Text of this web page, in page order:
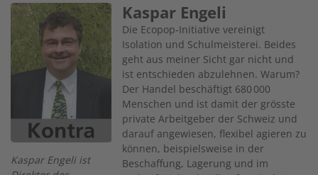
Image
Kaspar Engeli ist
Kaspar Engeli
Die Ecopop-Initiative vereinigt
Isolation und Schulmeis­terei. Beides
geht aus meiner Sicht gar nicht und
ist entschieden abzulehnen. Warum?
Der Handel beschäftigt 680 000
Menschen und ist damit der grösste
private Arbeit­geber der Schweiz und
darauf angewiesen, flexibel agieren zu
können, beispielsweise in der
Beschaffung, Lagerung und im